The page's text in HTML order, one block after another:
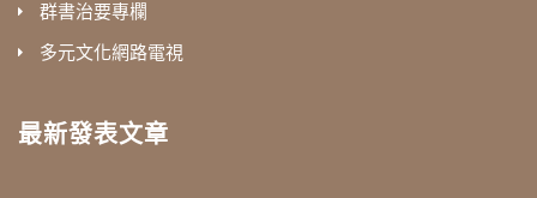
群書治要專欄
多元文化網路電視
最新發表文章